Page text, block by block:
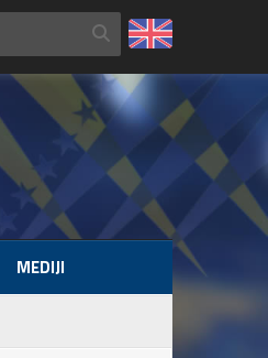
MEDIJI